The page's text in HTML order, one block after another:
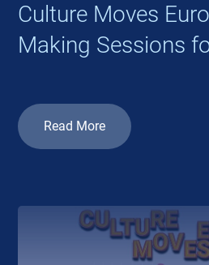
Culture Moves
Making Sessions
Read More